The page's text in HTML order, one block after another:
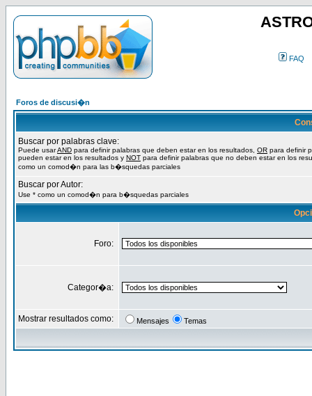
FAQ
Foros de discusi�n
Buscar por palabras clave:
Puede usarAND para definir palabras que deben estar en los resultados, OR para definir
pueden estar en los resultados y NOT para definir palabras que no deben estar en los
como un comod�n para las b�squedas parciales
Buscar por Autor:
Use * como un comod�n para b�squedas parciales
Foro:
Categor�a:
Mostrar resultados como: Mensajes Temas